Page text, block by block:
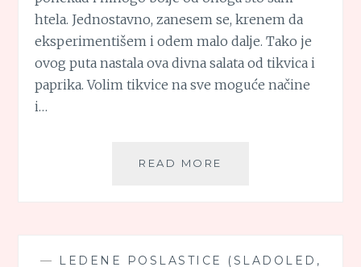
htela. Jednostavno, zanesem se, krenem da
eksperimentišem i odem malo dalje. Tako je
ovog puta nastala ova divna salata od tikvica i
paprika. Volim tikvice na sve moguće načine
i…
READ MORE
— LEDENE POSLASTICE (SLADOLED,